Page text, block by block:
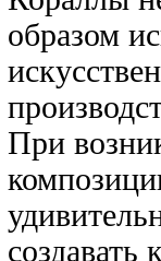
образом
При
создавать